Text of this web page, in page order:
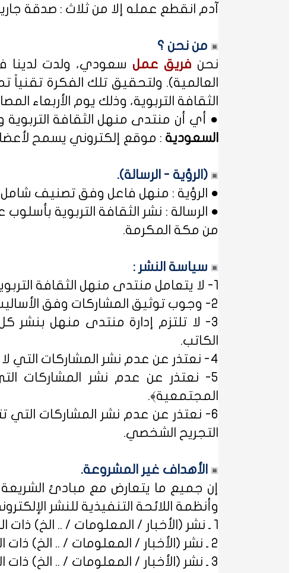
آدم انقطع عمله إلا من ثلاث : صدقة
من نحن ؟
نحن فريق عمل سعودي، ولدت لدينا
العالمية). ولتحقيق تلك الفكرة تقنياً
الثقافة التربوية، وذلك يوم الأربعاء المصادف غرة شهر محرم
● أي أن منتدى منهل الثقافة
السعودية : موقع إلكتروني يسمح
(الرؤية - الرسالة).
● الرؤية : منهل فاعل وفق تصنيف
● الرسالة : نشر الثقافة التربوية
من مكة المكرمة.
سياسة النشر :
1- لا يتعامل منتدى منهل الثقافة التربوية مع مصطلح ﴿التسجيل المبدئي﴾، فالمشاركات متاحة للجميع.
2- وجوب توثيق المشاركات وفق الأساليب العلمية لتوثيق المعلومات حفظاً للحقوق الفكرية وتيسيراً للباحث عن المعلومة.
3- لا تلتزم إدارة منتدى منهل بنشر
الكاتب.
4- نعتذر عن عدم نشر المشاركات التي لا تتضمن الاسم الحقيقي - ثلاثياً على الأقل - ﴿المسلمون عند شروطهم في تدوين الاسم﴾.
5- نعتذر عن عدم نشر المشاركات
المجتمعية﴾.
6- نعتذر عن عدم نشر المشاركات التي
التجريح الشخصي.
الأهداف غير المشروعة.
إن جميع ما يتعارض مع مبادئ الشريعة
وأنظمة اللائحة التنفيذية للنشر الإلكتروني
1 ـ نشر (الأخبار / المعلومات / .. الخ) ذات الطابع السياسي، أو المتضمنة أسماء سياسيين.
2 ـ نشر (الأخبار / المعلومات / .. الخ) ذات العِلاقة بالصراعات (المذهبية / الطائفية / الحزبية / السياسية / .. الخ).
3 ـ نشر (الأخبار / المعلومات / .. الخ) ذات العِلاقة بالخلافات (الرسمية / الشخصية) مع المنظمات (الحكومية / الخاصة / .. الخ).